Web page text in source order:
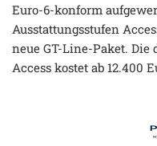
Euro-6-konform
Ausstattungsstufen
neue GT-Line-Paket.
Access kostet ab 12.400